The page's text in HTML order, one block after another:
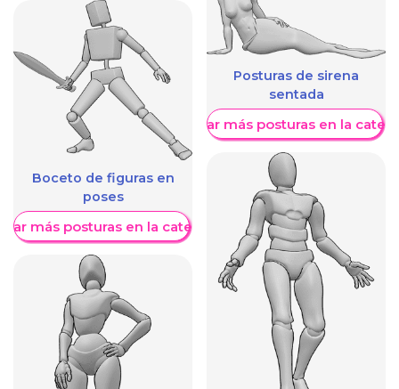
Boceto de figuras en
poses
más posturas en la categoría
Posturas de sirena
sentada
Mostrar más posturas en la